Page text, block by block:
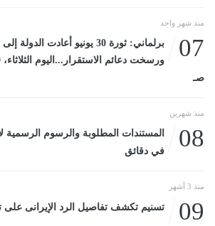
منذ شهر واحد
07
برلماني: ثورة 30 يونيو أعادت
صـ
منذ شهرين
08
المستندات المطلوبة والرسوم الرسمية
في دقائق
منذ 3 أشهر
09 تسنيم تكشف تفاصيل الرد الإيرانى